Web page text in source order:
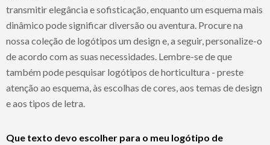
transmitir elegância e sofisticação, enquanto um esquema mais
dinâmico pode significar diversão ou aventura. Procure na
nossa coleção de logótipos um design e, a seguir, personalize-o
de acordo com as suas necessidades. Lembre-se de que
também pode pesquisar logótipos de horticultura - preste
atenção ao esquema, às escolhas de cores, aos temas de design
e aos tipos de letra.
Que texto devo escolher para o meu logótipo de